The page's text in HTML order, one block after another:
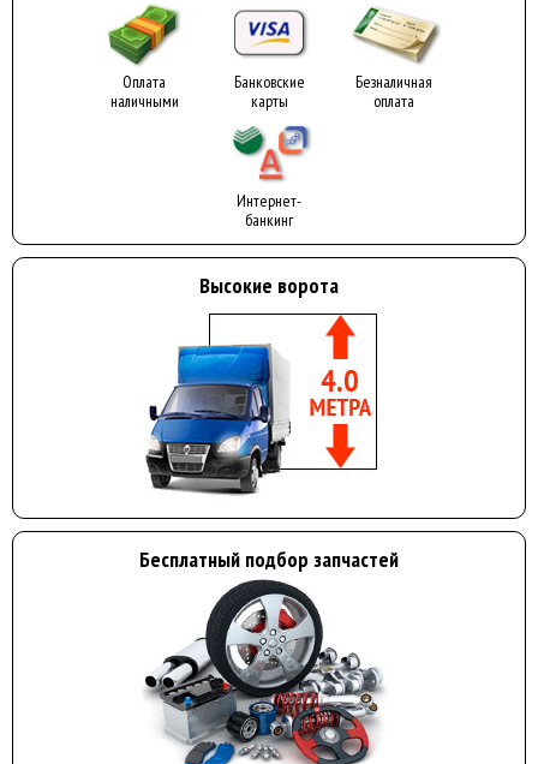
Оплата
наличными
Банковские
карты
Безналичная
оплата
Интернет-
банкинг
Высокие ворота
Бесплатный подбор запчастей